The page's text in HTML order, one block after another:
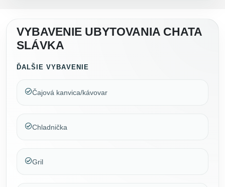
VYBAVENIE UBYTOVANIA CHATA
SLÁVKA
ĎALŠIE VYBAVENIE
Čajová kanvica/kávovar
Chladnička
Gril